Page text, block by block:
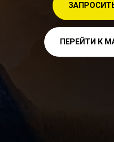
ПЕРЕЙТИ К